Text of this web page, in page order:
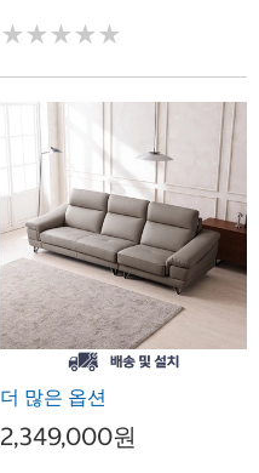
★★★★★
★★★★★
더 많은 옵션
2,349,000원